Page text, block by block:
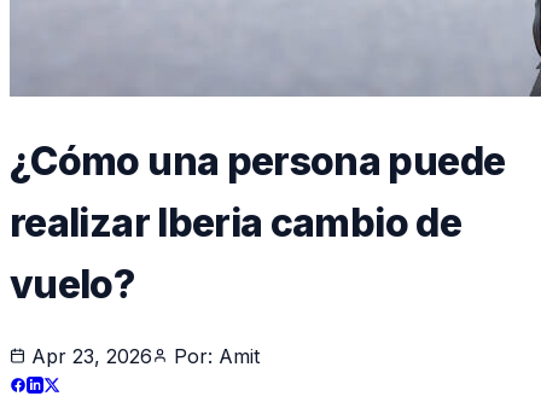
¿Cómo una persona puede
realizar Iberia cambio de
vuelo?
Apr 23, 2026 Por: Amit